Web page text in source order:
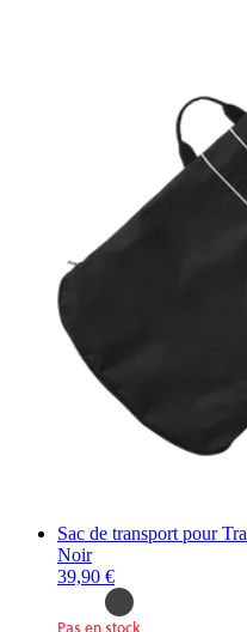
Sac de transport pour
Noir
39,90 €
Pas en stock